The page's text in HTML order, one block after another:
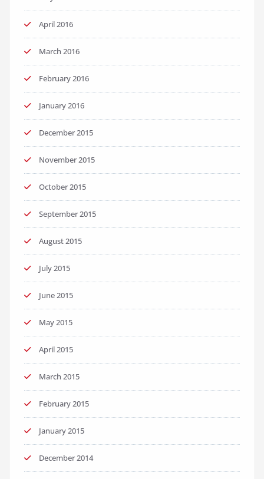
April 2016
March 2016
February 2016
January 2016
December 2015
November 2015
October 2015
September 2015
August 2015
July 2015
June 2015
May 2015
April 2015
March 2015
February 2015
January 2015
December 2014